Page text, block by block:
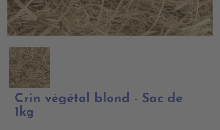
Crin végétal blond - Sac de
1kg